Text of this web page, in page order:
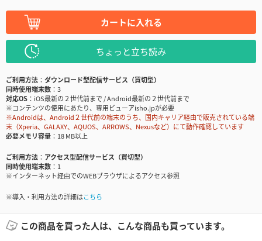
カートに入れる
ちょっと立ち読み
ご利用方法
ダウンロード型配信サービス（買切型）
同時使用端末数
3
対応OS
iOS最新の２世代前まで / Android最新の２世代前まで
※コンテンツの使用にあたり、専用ビューアisho.jpが必要
※Androidは、Android２世代前の端末のうち、国内キャリア経由で販売されている端
末（Xperia、GALAXY、AQUOS、ARROWS、Nexusなど）にて動作確認しています
必要メモリ容量
18 MB以上
ご利用方法
アクセス型配信サービス（買切型）
同時使用端末数
1
※インターネット経由でのWEBブラウザによるアクセス参照
※導入・利用方法の詳細はこちら
この商品を買った人は、こんな商品も買っています。